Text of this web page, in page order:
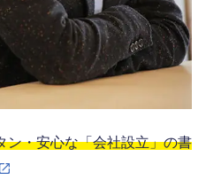
ン・安心な「会社設立」の書